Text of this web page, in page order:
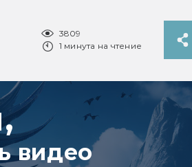
3809
1 минута на чтение
видео